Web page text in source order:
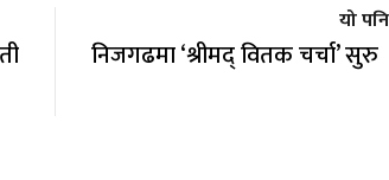
यो
निजगढमा ‘श्रीमद् वितक चर्चा’ सुरु